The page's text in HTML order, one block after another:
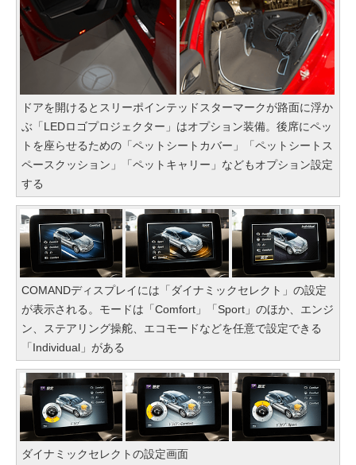
ドアを開けるとスリーポインテッドスターマークが路面に浮か
ぶ「LEDロゴプロジェクター」はオプション装備。後席にペッ
トを座らせるための「ペットシートカバー」「ペットシートス
ペースクッション」「ペットキャリー」などもオプション設定
する
COMANDディスプレイには「ダイナミックセレクト」の設定
が表示される。モードは「Comfort」「Sport」のほか、エンジ
ン、ステアリング操舵、エコモードなどを任意で設定できる
「Individual」がある
ダイナミックセレクトの設定画面